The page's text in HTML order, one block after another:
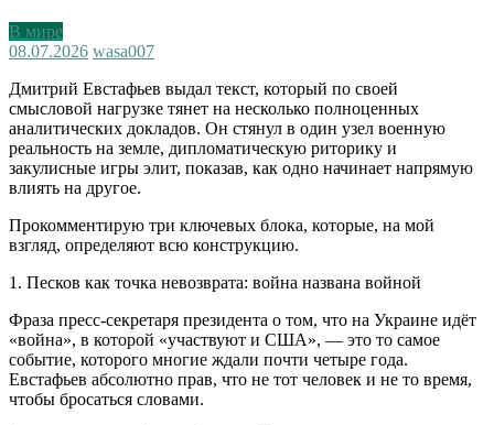
В мире
08.07.2026 wasa007
Дмитрий Евстафьев выдал текст, который по своей
смысловой нагрузке тянет на несколько полноценных
аналитических докладов. Он стянул в один узел военную
реальность на земле, дипломатическую риторику и
закулисные игры элит, показав, как одно начинает напрямую
влиять на другое.
Прокомментирую три ключевых блока, которые, на мой
взгляд, определяют всю конструкцию.
1. Песков как точка невозврата: война названа войной
Фраза пресс-секретаря президента о том, что на Украине идёт
«война», в которой «участвуют и США», — это то самое
событие, которого многие ждали почти четыре года.
Евстафьев абсолютно прав, что не тот человек и не то время,
чтобы бросаться словами.